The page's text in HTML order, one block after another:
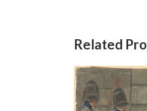
Related